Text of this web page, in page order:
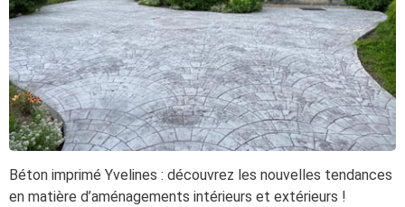
Béton imprimé Yvelines : découvrez les nouvelles tendances
en matière d’aménagements intérieurs et extérieurs !